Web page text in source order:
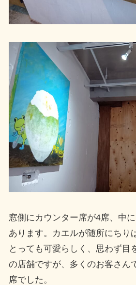
窓側にカウンター席が4席、中
あります。カエルが随所にちり
とっても可愛らしく、思わず目
の店舗ですが、多くのお客さん
席でした。